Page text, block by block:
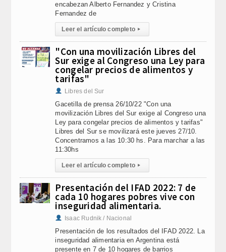
encabezan Alberto Fernandez y Cristina
Fernandez de
Leer el artículo completo ▸
"Con una movilización Libres del
Sur exige al Congreso una Ley para
congelar precios de alimentos y
tarifas"
Libres del Sur
Gacetilla de prensa 26/10/22 "Con una
movilización Libres del Sur exige al Congreso una
Ley para congelar precios de alimentos y tarifas"
Libres del Sur se movilizará este jueves 27/10.
Concentramos a las 10:30 hs. Para marchar a las
11:30hs
Leer el artículo completo ▸
Presentación del IFAD 2022: 7 de
cada 10 hogares pobres vive con
inseguridad alimentaria.
Isaac Rudnik / Nacional
Presentación de los resultados del IFAD 2022. La
inseguridad alimentaria en Argentina está
presente en 7 de 10 hogares de barrios